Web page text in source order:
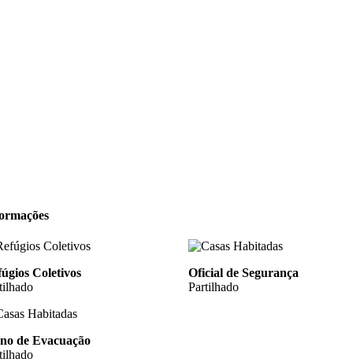
Coletivos
Oficial de Segurança
Partilhado
de Evacuação